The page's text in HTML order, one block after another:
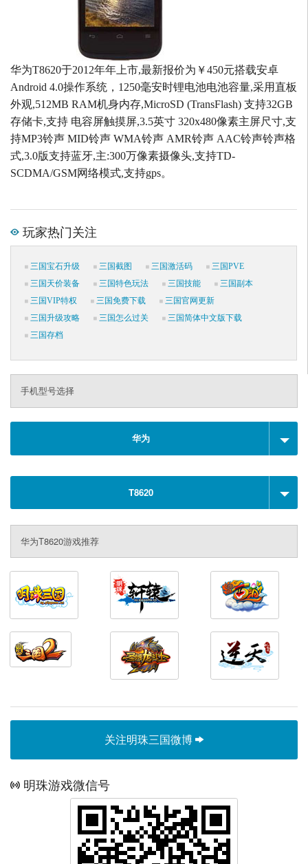
华为T8620于2012年年上市,最新报价为￥450元搭载安卓
Android 4.0操作系统，1250毫安时锂电池电池容量,采用直板
外观,512MB RAM机身内存,MicroSD (TransFlash) 支持32GB
存储卡,支持 电容屏触摸屏,3.5英寸 320x480像素主屏尺寸,支
持MP3铃声 MID铃声 WMA铃声 AMR铃声 AAC铃声铃声格
式,3.0版支持蓝牙,主:300万像素摄像头,支持TD-
SCDMA/GSM网络模式,支持gps。
玩家热门关注
三国宝石升级 三国截图 三国激活码
三国PVE
三国天价装备
三国特色玩法 三国技能
三国副本
三国VIP特权
三国免费下载
三国官网更新
三国升级攻略
三国怎么过关
三国简体中文版下载
三国存档
手机型号选择
华为
T8620
华为T8620游戏推荐
关注明珠三国微博
明珠游戏微信号